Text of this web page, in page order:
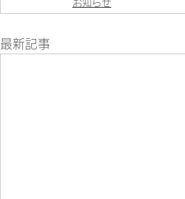
お知らせ
最新記事